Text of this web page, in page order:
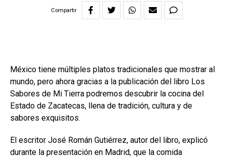
Compartir
México tiene múltiples platos tradicionales que mostrar al
mundo, pero ahora gracias a la publicación del libro Los
Sabores de Mi Tierra podremos descubrir la cocina del
Estado de Zacatecas, llena de tradición, cultura y de
sabores exquisitos.
El escritor José Román Gutiérrez, autor del libro, explicó
durante la presentación en Madrid, que la comida